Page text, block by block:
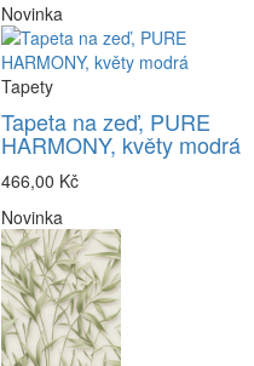
Novinka
Tapety
Tapeta na zeď, PURE
HARMONY, květy modrá
466,00 Kč
Novinka